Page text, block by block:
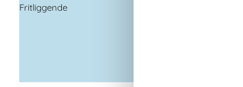
Fritliggende